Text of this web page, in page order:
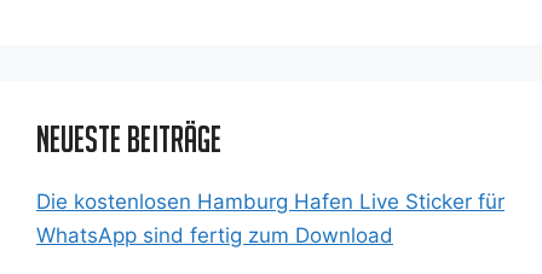
Neueste Beiträge
Die kostenlosen Hamburg Hafen Live Sticker für
WhatsApp sind fertig zum Download